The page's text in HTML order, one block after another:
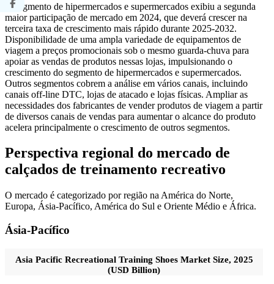
O segmento de hipermercados e supermercados exibiu a segunda
maior participação de mercado em 2024, que deverá crescer na
terceira taxa de crescimento mais rápido durante 2025-2032.
Disponibilidade de uma ampla variedade de equipamentos de
viagem a preços promocionais sob o mesmo guarda-chuva para
apoiar as vendas de produtos nessas lojas, impulsionando o
crescimento do segmento de hipermercados e supermercados.
Outros segmentos cobrem a análise em vários canais, incluindo
canais off-line DTC, lojas de atacado e lojas físicas. Ampliar as
necessidades dos fabricantes de vender produtos de viagem a partir
de diversos canais de vendas para aumentar o alcance do produto
acelera principalmente o crescimento de outros segmentos.
Perspectiva regional do mercado de
calçados de treinamento recreativo
O mercado é categorizado por região na América do Norte,
Europa, Ásia-Pacífico, América do Sul e Oriente Médio e África.
Ásia-Pacífico
Asia Pacific Recreational Training Shoes Market Size, 2025
(USD Billion)